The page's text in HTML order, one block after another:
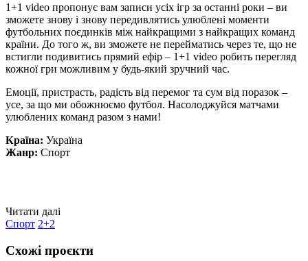
1+1 video пропонує вам записи усіх ігр за останні роки – ви
зможете знову і знову передивлятись улюблені моменти
футбольних поєдинків між найкращими з найкращих команд
країни. До того ж, ви зможете не перейматись через те, що не
встигли подивитись прямий ефір – 1+1 video робить перегляд
кожної гри можливим у будь-який зручний час.
Емоції, пристрасть, радість від перемог та сум від поразок –
усе, за що ми обожнюємо футбол. Насолоджуйся матчами
улюблених команд разом з нами!
Країна: Україна
Жанр: Спорт
Читати далі
Спорт 2+2
Схожі проєкти